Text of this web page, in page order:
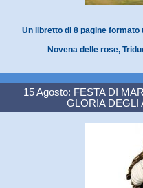
Un libretto di 8 pagine
Novena delle rose,
15 Agosto: FESTA DI
GLORIA DEGLI